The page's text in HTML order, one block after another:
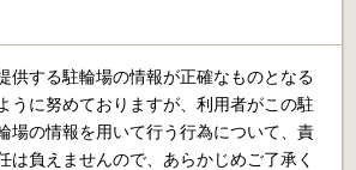
供する駐輪場の情報が正確なものとなる
うに努めておりますが、利用者がこの駐
場の情報を用いて行う行為について、責
は負えませんので、あらかじめご了承く